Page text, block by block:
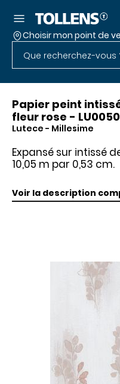
Passer la liste
Choisir mon point de
Rechercher dans le
Accéder au menu
Papier peint
fleur rose -
Lutece - Millesime
Expansé sur intissé
10,05 m par 0,53 cm.
Voir la description